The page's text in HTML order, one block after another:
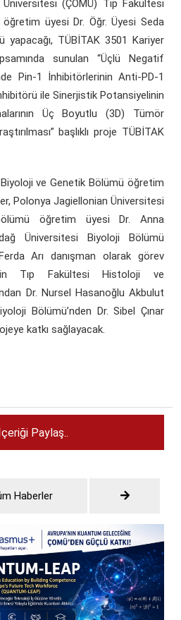
(ÇOMÜ) Tıp Fakültesi
öğretim üyesi Dr. Öğr. Üyesi Seda
yapacağı, TÜBİTAK 3501 Kariyer
sunulan “Üçlü Negatif
Pin-1 İnhibitörlerinin Anti-PD-1
ile Sinerjistik Potansiyelinin
Üç Boyutlu (3D) Tümör
başlıklı proje TÜBİTAK
ve Genetik Bölümü öğretim
Polonya Jagiellonian Üniversitesi
öğretim üyesi Dr. Anna
Üniversitesi Biyoloji Bölümü
Arı danışman olarak görev
Tıp Fakültesi Histoloji ve
Dr. Nursel Hasanoğlu Akbulut
Bölümü’nden Dr. Sibel Çınar
katkı sağlayacak.
Paylaş..
Haberler
Sistemi (yeni sekmede açılır)
açılır)
sekmede açılır)
(yeni sekmede açılır)
açılır)
(yeni sekmede açılır)
sekmede açılır)